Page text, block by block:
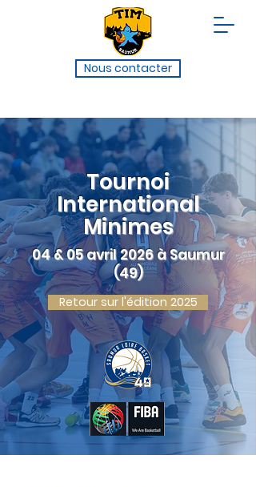
Nous contacter
Tournoi
International
Minimes
04 & 05 avril 2026 à Saumur
(49)
Retour sur l'édition 2025